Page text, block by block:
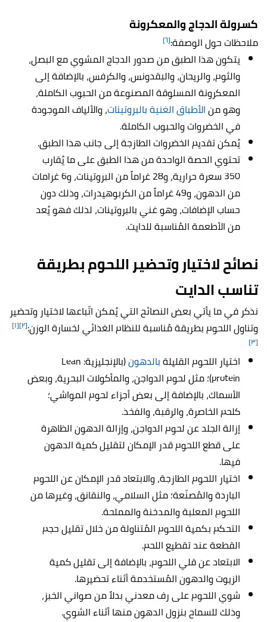
كسرولة الدجاج والمعكرونة
ملاحظات حول الوصفة:[٦]
يتكون هذا الطبق من صدور الدجاج المشوي مع البصل،
والثوم، والريحان، والبقدونس، والكرفس، بالإضافة إلى
المعكرونة المسلوقة المصنوعة من الحبوب الكاملة،
وهو منالأطباق الغنية بالبروتينات، والألياف الموجودة
في الخضروات والحبوب الكاملة.
يُمكن تقديم الخضروات الطازجة إلى جانب هذا الطبق.
تحتوي الحصة الواحدة من هذا الطبق على ما يُقارب
350 سعرة حرارية، و28 غراماً من البروتينات، و6 غرامات
من الدهون، و49 غراماً من الكربوهيدرات، وذلك دون
حساب الإضافات، وهو غني بالبروتينات، لذلك فهو يُعد
من الأطعمة المُناسبة للدايت.
نصائح لاختيار وتحضير اللحوم بطريقة
تناسب الدايت
نذكر في ما يأتي بعض النصائح التي يُمكن اتّباعها لاختيار وتحضير
وتناول اللحوم بطريقة مُناسبة للنظام الغذائي لخسارة الوزن:[٢] [١]
[٣]
اختيار اللحوم القليلةبالدهون
(بالإنجليزية: Lean
protein)؛ مثل لحوم الدواجن، والمأكولات البحرية، وبعض
الأسماك، بالإضافة إلى بعض أجزاء لحوم المواشي؛
كلحم الخاصرة، والرقبة، والفخذ.
إزالة الجلد عن لحوم الدواجن، وإزالة الدهون الظاهرة
على قطع اللحوم قدر الإمكان لتقليل كمية الدهون
فيها.
اختيار اللحوم الطازجة، والابتعاد قدر الإمكان عن اللحوم
الباردة والمُصنّعة؛ مثل السلامي، والنقانق، وغيرها من
اللحوم المعلبة والمدخنة والمملحة.
التحكم بكمية اللحوم المُتناولة من خلال تقليل حجم
القطعة عند تقطيع اللحم.
الابتعاد عن قلي اللحوم، بالإضافة إلى تقليل كمية
الزيوت والدهون المُستخدمة أثناء تحضيرها.
شوي اللحوم على رف معدني بدلاً من صواني الخبز،
وذلك للسماح بنزول الدهون منها أثناء الشوي.